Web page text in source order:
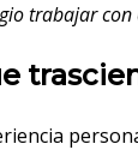
trabajar con